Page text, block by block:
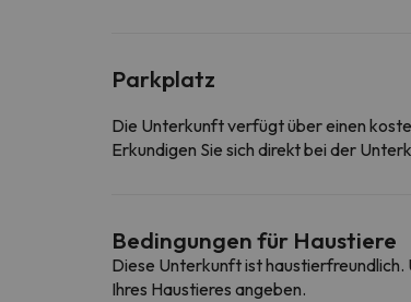
Parkplatz
Die Unterkunft verfügt über einen
Erkundigen Sie sich direkt bei der
Bedingungen für Haustiere
Diese Unterkunft ist haustierfreundlich.
Ihres Haustieres angeben.